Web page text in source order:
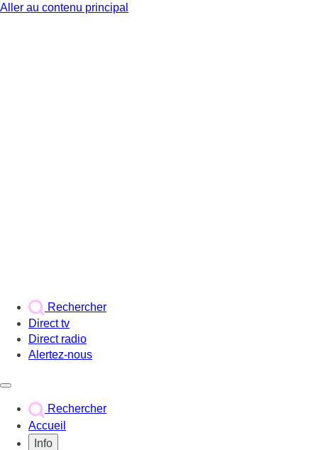
Aller au contenu principal
Rechercher
Direct tv
Direct radio
Alertez-nous
Rechercher
Accueil
Info